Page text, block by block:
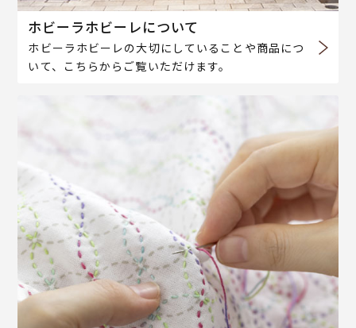
ホビーラホビーレについて
ホビーラホビーレの大切にしていることや商品につ
いて、こちらからご覧いただけます。